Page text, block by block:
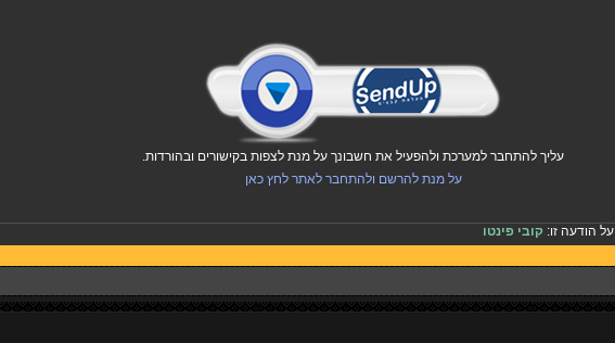
עליך להתחבר למערכת ולהפעיל את חשבונך על מנת לצפות בקישורים ובהורדות.
על מנת להרשם ולהתחבר לאתר לחץ כאן
על הודעה זו: קובי פינטו